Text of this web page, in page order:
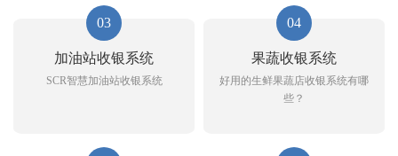
03
加油站收银系统
SCR智慧加油站收银系统
04
果蔬收银系统
好用的生鲜果蔬店收银系统有哪
些？